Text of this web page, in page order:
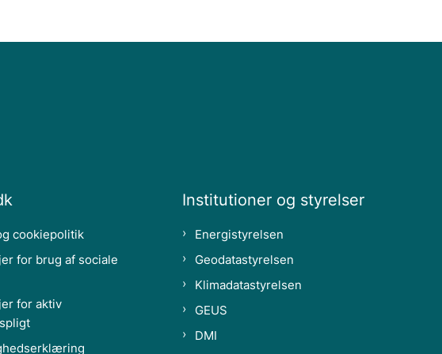
cookiepolitik
for brug af sociale
for aktiv
Institutioner og styrelser
Energistyrelsen
Geodatastyrelsen
Klimadatastyrelsen
GEUS
DMI